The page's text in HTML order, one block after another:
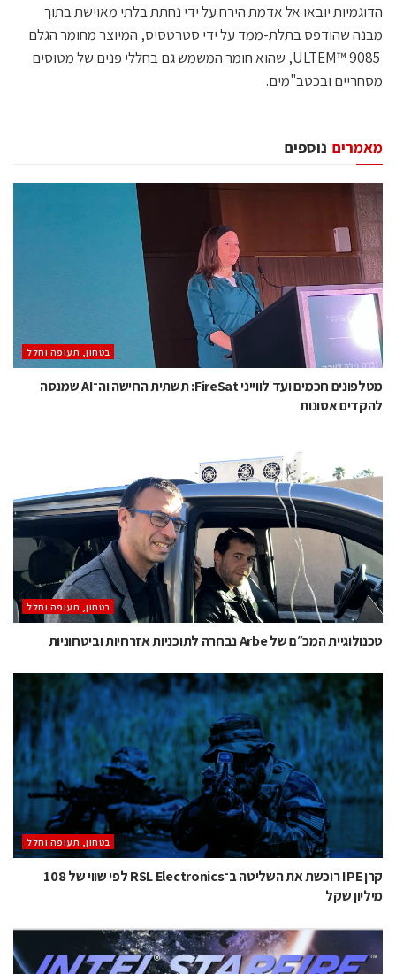
הדוגמיות יובאו אל אדמת הירח על ידי נחתת בלתי מאוישת בתוך
מבנה שהודפס בתלת-ממד על ידי סטרטסיס, המיוצר מחומר הגלם
ULTEM™ 9085, שהוא חומר המשמש גם בחללי פנים של מטוסים
מסחריים ובכטב"מים.
נוספים מאמרים
בטחון, תעופה וחלל
מטלפונים חכמים ועד לווייני FireSat: תשתית החישה וה־AI שמנסה
להקדים אסונות
בטחון, תעופה וחלל
טכנולוגיית המכ״ם של Arbe נבחרה לתוכניות אזרחיות וביטחוניות
בטחון, תעופה וחלל
קרן IPE רוכשת את השליטה ב־RSL Electronics לפי שווי של 108
מיליון שקל